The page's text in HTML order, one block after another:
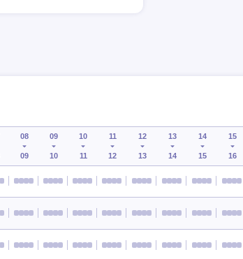
08
09
09
10
10
11
11
12
12
13
13
14
14
15
15
16